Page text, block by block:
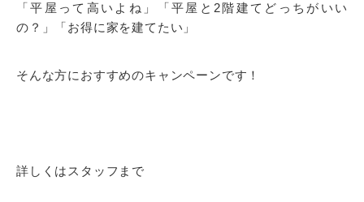
「平屋って高いよね」「平屋と2階建てどっちがいい
の？」「お得に家を建てたい」
そんな方におすすめのキャンペーンです！
詳しくはスタッフまで